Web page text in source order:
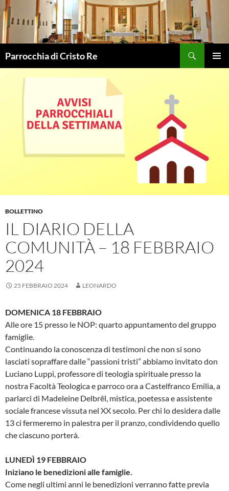
Vai
al
contenuto
Parrocchia di Cristo Re
BOLLETTINO
IL DIARIO DELLA
COMUNITÀ – 18 FEBBRAIO
2024
25 FEBBRAIO 2024 LEONARDO
DOMENICA 18 FEBBRAIO
Alle ore 15 presso le NOP: quarto appuntamento del gruppo
famiglie.
Continuando la conoscenza di testimoni che non si sono
lasciati sopraffare dalle “passioni tristi” abbiamo invitato don
Luciano Luppi, professore di teologia spirituale presso la
nostra Facoltà Teologica e parroco ora a Castelfranco Emilia, a
parlarci di Madeleine Delbrêl, mistica, poetessa e assistente
sociale francese vissuta nel XX secolo. Per chi lo desidera dalle
13 ci fermeremo in palestra per il pranzo, condividendo quello
che ciascuno porterà.
LUNEDÌ 19 FEBBRAIO
Iniziano le benedizioni alle famiglie.
Come negli ultimi anni le benedizioni verranno fatte previa